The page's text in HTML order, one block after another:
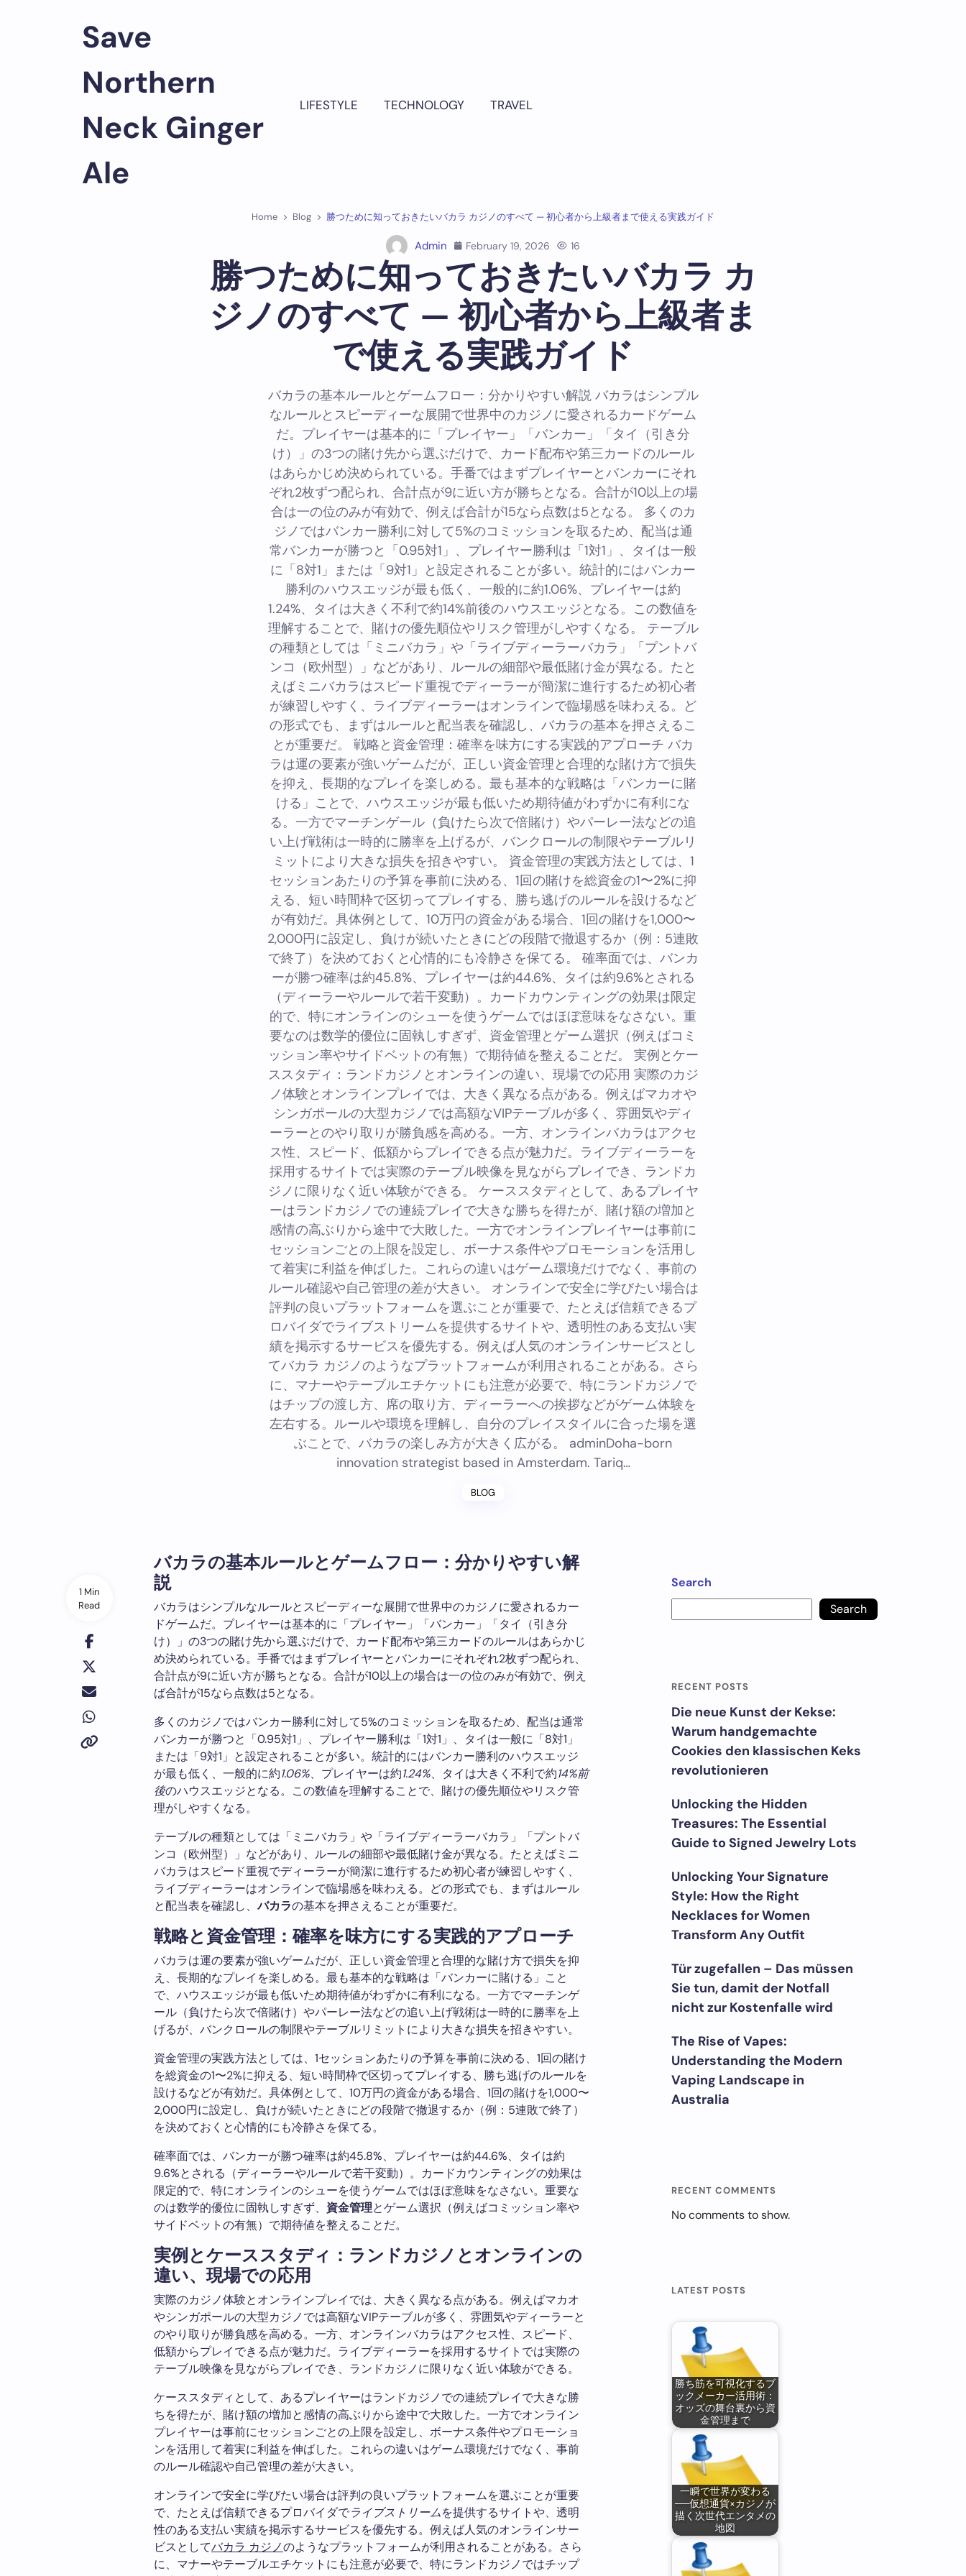
Save
Northern
Neck Ginger
Ale
LIFESTYLE TECHNOLOGY TRAVEL
Home Blog 勝つために知っておきたいバカラ カジノのすべて — 初心者から上級者まで使える実践ガイド
Admin February 19, 2026 16
勝つために知っておきたいバカラ カ
ジノのすべて — 初心者から上級者ま
で使える実践ガイド
バカラの基本ルールとゲームフロー：分かりやすい解説 バカラはシンプル
なルールとスピーディーな展開で世界中のカジノに愛されるカードゲーム
だ。プレイヤーは基本的に「プレイヤー」「バンカー」「タイ（引き分
け）」の3つの賭け先から選ぶだけで、カード配布や第三カードのルール
はあらかじめ決められている。手番ではまずプレイヤーとバンカーにそれ
ぞれ2枚ずつ配られ、合計点が9に近い方が勝ちとなる。合計が10以上の場
合は一の位のみが有効で、例えば合計が15なら点数は5となる。 多くのカ
ジノではバンカー勝利に対して5%のコミッションを取るため、配当は通
常バンカーが勝つと「0.95対1」、プレイヤー勝利は「1対1」、タイは一般
に「8対1」または「9対1」と設定されることが多い。統計的にはバンカー
勝利のハウスエッジが最も低く、一般的に約1.06%、プレイヤーは約
1.24%、タイは大きく不利で約14%前後のハウスエッジとなる。この数値を
理解することで、賭けの優先順位やリスク管理がしやすくなる。 テーブル
の種類としては「ミニバカラ」や「ライブディーラーバカラ」「プントバ
ンコ（欧州型）」などがあり、ルールの細部や最低賭け金が異なる。たと
えばミニバカラはスピード重視でディーラーが簡潔に進行するため初心者
が練習しやすく、ライブディーラーはオンラインで臨場感を味わえる。ど
の形式でも、まずはルールと配当表を確認し、バカラの基本を押さえるこ
とが重要だ。 戦略と資金管理：確率を味方にする実践的アプローチ バカ
ラは運の要素が強いゲームだが、正しい資金管理と合理的な賭け方で損失
を抑え、長期的なプレイを楽しめる。最も基本的な戦略は「バンカーに賭
ける」ことで、ハウスエッジが最も低いため期待値がわずかに有利にな
る。一方でマーチンゲール（負けたら次で倍賭け）やパーレー法などの追
い上げ戦術は一時的に勝率を上げるが、バンクロールの制限やテーブルリ
ミットにより大きな損失を招きやすい。 資金管理の実践方法としては、1
セッションあたりの予算を事前に決める、1回の賭けを総資金の1〜2%に抑
える、短い時間枠で区切ってプレイする、勝ち逃げのルールを設けるなど
が有効だ。具体例として、10万円の資金がある場合、1回の賭けを1,000〜
2,000円に設定し、負けが続いたときにどの段階で撤退するか（例：5連敗
で終了）を決めておくと心情的にも冷静さを保てる。 確率面では、バンカ
ーが勝つ確率は約45.8%、プレイヤーは約44.6%、タイは約9.6%とされる
（ディーラーやルールで若干変動）。カードカウンティングの効果は限定
的で、特にオンラインのシューを使うゲームではほぼ意味をなさない。重
要なのは数学的優位に固執しすぎず、資金管理とゲーム選択（例えばコミ
ッション率やサイドベットの有無）で期待値を整えることだ。 実例とケー
ススタディ：ランドカジノとオンラインの違い、現場での応用 実際のカジ
ノ体験とオンラインプレイでは、大きく異なる点がある。例えばマカオや
シンガポールの大型カジノでは高額なVIPテーブルが多く、雰囲気やディ
ーラーとのやり取りが勝負感を高める。一方、オンラインバカラはアクセ
ス性、スピード、低額からプレイできる点が魅力だ。ライブディーラーを
採用するサイトでは実際のテーブル映像を見ながらプレイでき、ランドカ
ジノに限りなく近い体験ができる。 ケーススタディとして、あるプレイヤ
ーはランドカジノでの連続プレイで大きな勝ちを得たが、賭け額の増加と
感情の高ぶりから途中で大敗した。一方でオンラインプレイヤーは事前に
セッションごとの上限を設定し、ボーナス条件やプロモーションを活用し
て着実に利益を伸ばした。これらの違いはゲーム環境だけでなく、事前の
ルール確認や自己管理の差が大きい。 オンラインで安全に学びたい場合は
評判の良いプラットフォームを選ぶことが重要で、たとえば信頼できるプ
ロバイダでライブストリームを提供するサイトや、透明性のある支払い実
績を掲示するサービスを優先する。例えば人気のオンラインサービスとし
てバカラ カジノのようなプラットフォームが利用されることがある。さら
に、マナーやテーブルエチケットにも注意が必要で、特にランドカジノで
はチップの渡し方、席の取り方、ディーラーへの挨拶などがゲーム体験を
左右する。ルールや環境を理解し、自分のプレイスタイルに合った場を選
ぶことで、バカラの楽しみ方が大きく広がる。 adminDoha-born
innovation strategist based in Amsterdam. Tariq…
BLOG
1 Min
Read
バカラの基本ルールとゲームフロー：分かりやすい解
説
バカラはシンプルなルールとスピーディーな展開で世界中のカジノに愛されるカー
ドゲームだ。プレイヤーは基本的に「プレイヤー」「バンカー」「タイ（引き分
け）」の3つの賭け先から選ぶだけで、カード配布や第三カードのルールはあらかじ
め決められている。手番ではまずプレイヤーとバンカーにそれぞれ2枚ずつ配られ、
合計点が9に近い方が勝ちとなる。合計が10以上の場合は一の位のみが有効で、例え
ば合計が15なら点数は5となる。
多くのカジノではバンカー勝利に対して5%のコミッションを取るため、配当は通常
バンカーが勝つと「0.95対1」、プレイヤー勝利は「1対1」、タイは一般に「8対1」
または「9対1」と設定されることが多い。統計的にはバンカー勝利のハウスエッジ
が最も低く、一般的に約1.06%、プレイヤーは約1.24%、タイは大きく不利で約14%前
後のハウスエッジとなる。この数値を理解することで、賭けの優先順位やリスク管
理がしやすくなる。
テーブルの種類としては「ミニバカラ」や「ライブディーラーバカラ」「プントバ
ンコ（欧州型）」などがあり、ルールの細部や最低賭け金が異なる。たとえばミニ
バカラはスピード重視でディーラーが簡潔に進行するため初心者が練習しやすく、
ライブディーラーはオンラインで臨場感を味わえる。どの形式でも、まずはルール
と配当表を確認し、バカラの基本を押さえることが重要だ。
戦略と資金管理：確率を味方にする実践的アプローチ
バカラは運の要素が強いゲームだが、正しい資金管理と合理的な賭け方で損失を抑
え、長期的なプレイを楽しめる。最も基本的な戦略は「バンカーに賭ける」こと
で、ハウスエッジが最も低いため期待値がわずかに有利になる。一方でマーチンゲ
ール（負けたら次で倍賭け）やパーレー法などの追い上げ戦術は一時的に勝率を上
げるが、バンクロールの制限やテーブルリミットにより大きな損失を招きやすい。
資金管理の実践方法としては、1セッションあたりの予算を事前に決める、1回の賭け
を総資金の1〜2%に抑える、短い時間枠で区切ってプレイする、勝ち逃げのルールを
設けるなどが有効だ。具体例として、10万円の資金がある場合、1回の賭けを1,000〜
2,000円に設定し、負けが続いたときにどの段階で撤退するか（例：5連敗で終了）
を決めておくと心情的にも冷静さを保てる。
確率面では、バンカーが勝つ確率は約45.8%、プレイヤーは約44.6%、タイは約
9.6%とされる（ディーラーやルールで若干変動）。カードカウンティングの効果は
限定的で、特にオンラインのシューを使うゲームではほぼ意味をなさない。重要な
のは数学的優位に固執しすぎず、 資金管理とゲーム選択（例えばコミッション率や
サイドベットの有無）で期待値を整えることだ。
実例とケーススタディ：ランドカジノとオンラインの
違い、現場での応用
実際のカジノ体験とオンラインプレイでは、大きく異なる点がある。例えばマカオ
やシンガポールの大型カジノでは高額なVIPテーブルが多く、雰囲気やディーラーと
のやり取りが勝負感を高める。一方、オンラインバカラはアクセス性、スピード、
低額からプレイできる点が魅力だ。ライブディーラーを採用するサイトでは実際の
テーブル映像を見ながらプレイでき、ランドカジノに限りなく近い体験ができる。
ケーススタディとして、あるプレイヤーはランドカジノでの連続プレイで大きな勝
ちを得たが、賭け額の増加と感情の高ぶりから途中で大敗した。一方でオンライン
プレイヤーは事前にセッションごとの上限を設定し、ボーナス条件やプロモーショ
ンを活用して着実に利益を伸ばした。これらの違いはゲーム環境だけでなく、事前
のルール確認や自己管理の差が大きい。
オンラインで安全に学びたい場合は評判の良いプラットフォームを選ぶことが重要
で、たとえば信頼できるプロバイダでライブストリームを提供するサイトや、透明
性のある支払い実績を掲示するサービスを優先する。例えば人気のオンラインサー
ビスとしてバカラ カジノのようなプラットフォームが利用されることがある。さら
に、マナーやテーブルエチケットにも注意が必要で、特にランドカジノではチップ
Search
Search
RECENT POSTS
Die neue Kunst der Kekse:
Warum handgemachte
Cookies den klassischen Keks
revolutionieren
Unlocking the Hidden
Treasures: The Essential
Guide to Signed Jewelry Lots
Unlocking Your Signature
Style: How the Right
Necklaces for Women
Transform Any Outfit
Tür zugefallen – Das müssen
Sie tun, damit der Notfall
nicht zur Kostenfalle wird
The Rise of Vapes:
Understanding the Modern
Vaping Landscape in
Australia
RECENT COMMENTS
No comments to show.
LATEST POSTS
勝ち筋を可視化するブ
ックメーカー活用術：
オッズの舞台裏から資
金管理まで
一瞬で世界が変わる
──仮想通貨×カジノが
描く次世代エンタメの
地図